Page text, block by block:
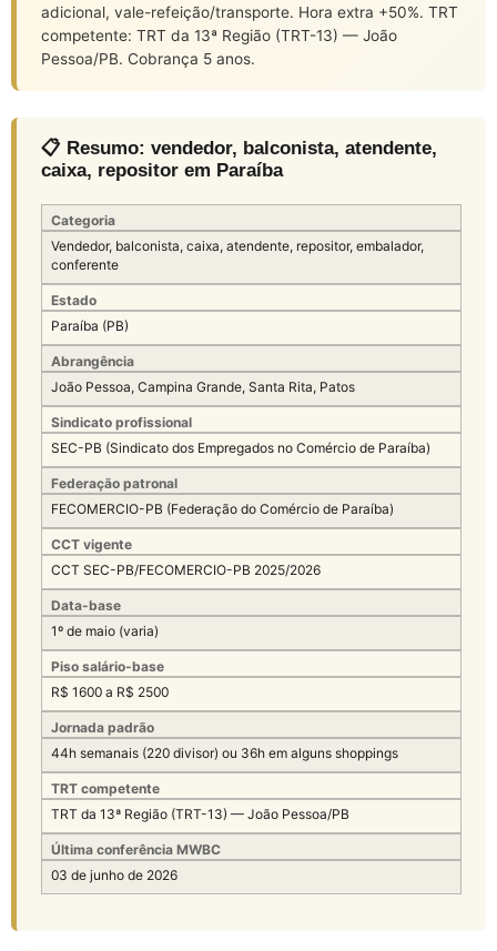
adicional, vale-refeição/transporte. Hora extra +50%. TRT
competente: TRT da 13ª Região (TRT-13) — João
Pessoa/PB. Cobrança 5 anos.
📋 Resumo: vendedor, balconista, atendente,
caixa, repositor em Paraíba
Categoria
Vendedor, balconista, caixa, atendente, repositor, embalador,
conferente
Estado
Paraíba (PB)
Abrangência
João Pessoa, Campina Grande, Santa Rita, Patos
Sindicato profissional
SEC-PB (Sindicato dos Empregados no Comércio de Paraíba)
Federação patronal
FECOMERCIO-PB (Federação do Comércio de Paraíba)
CCT vigente
CCT SEC-PB/FECOMERCIO-PB 2025/2026
Data-base
1º de maio (varia)
Piso salário-base
R$ 1600 a R$ 2500
Jornada padrão
44h semanais (220 divisor) ou 36h em alguns shoppings
TRT competente
TRT da 13ª Região (TRT-13) — João Pessoa/PB
Última conferência MWBC
03 de junho de 2026